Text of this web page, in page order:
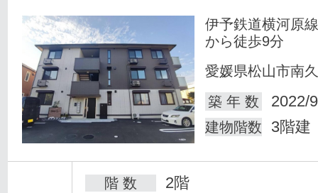
伊予鉄道横河原
から徒歩9分
愛媛県松山市南
築 年 数
2022/
建物階数 3階建
階 数 2階